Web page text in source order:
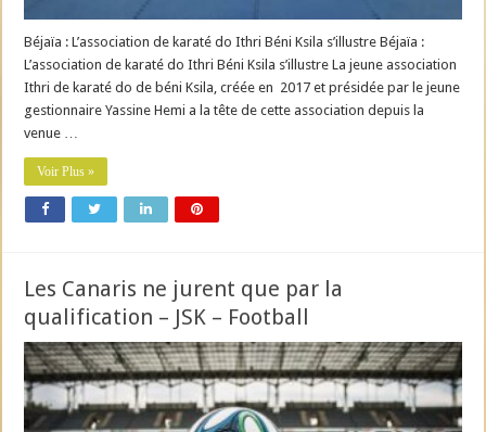
Béjaïa : L’association de karaté do Ithri Béni Ksila s’illustre Béjaïa :
L’association de karaté do Ithri Béni Ksila s’illustre La jeune association
Ithri de karaté do de béni Ksila, créée en 2017 et présidée par le jeune
gestionnaire Yassine Hemi a la tête de cette association depuis la
venue …
Voir Plus »
Les Canaris ne jurent que par la
qualification – JSK – Football